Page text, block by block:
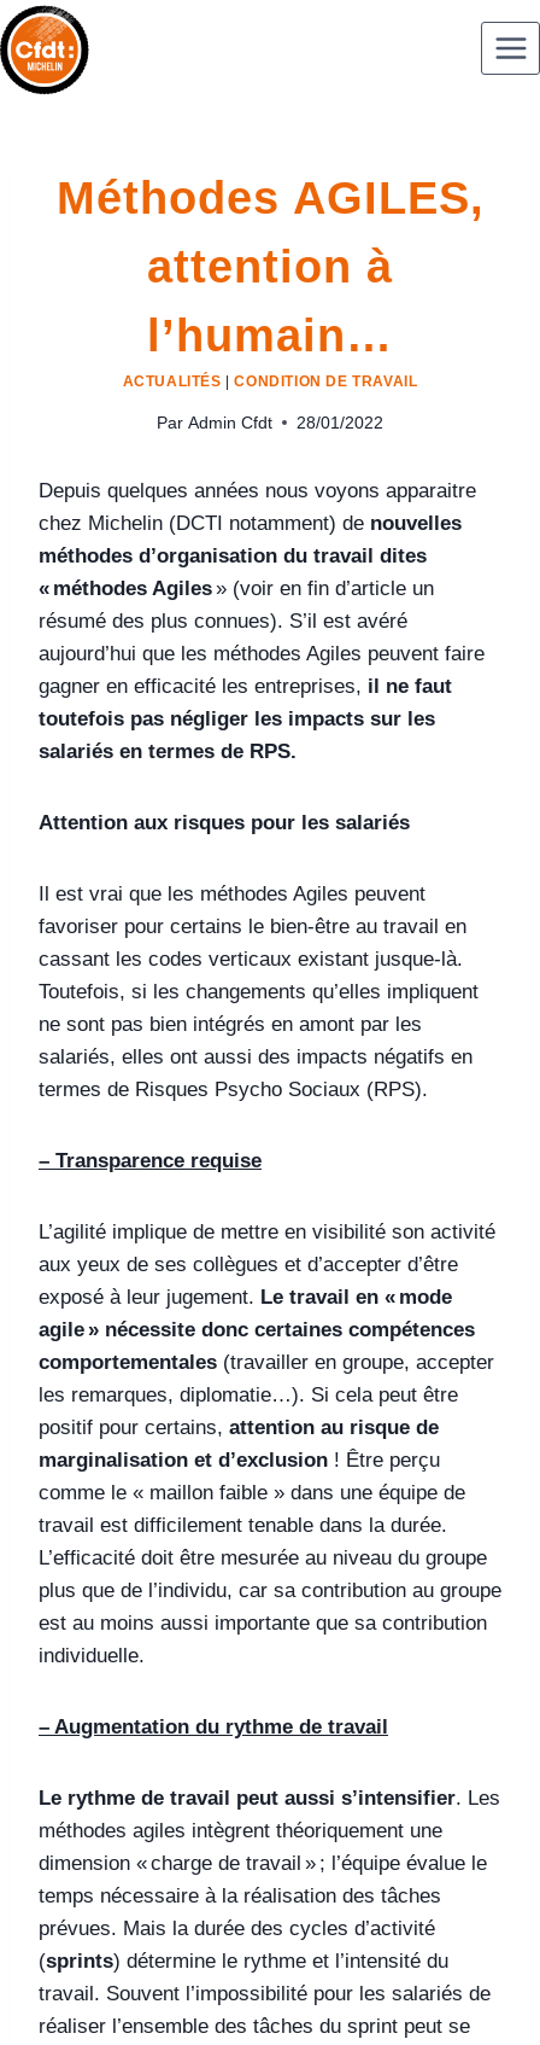
Méthodes AGILES,
attention à
l’humain…
ACTUALITÉS |CONDITION DE TRAVAIL
Par Admin Cfdt 28/01/2022
Depuis quelques années nous voyons apparaitre
chez Michelin (DCTI notamment) de nouvelles
méthodes d’organisation du travail dites
« méthodes Agiles» (voir en fin d’article un
résumé des plus connues). S’il est avéré
aujourd’hui que les méthodes Agiles peuvent faire
gagner en efficacité les entreprises, il ne faut
toutefois pas négliger les impacts sur les
salariés en termes de RPS.
Attention aux risques pour les salariés
Il est vrai que les méthodes Agiles peuvent
favoriser pour certains le bien-être au travail en
cassant les codes verticaux existant jusque-là.
Toutefois, si les changements qu’elles impliquent
ne sont pas bien intégrés en amont par les
salariés, elles ont aussi des impacts négatifs en
termes de Risques Psycho Sociaux (RPS).
– Transparence requise
L’agilité implique de mettre en visibilité son activité
aux yeux de ses collègues et d’accepter d’être
exposé à leur jugement. Le travail en « mode
agile » nécessite donc certaines compétences
comportementales (travailler en groupe, accepter
les remarques, diplomatie…). Si cela peut être
positif pour certains, attention au risque de
marginalisation et d’exclusion ! Être perçu
comme le « maillon faible » dans une équipe de
travail est difficilement tenable dans la durée.
L’efficacité doit être mesurée au niveau du groupe
plus que de l’individu, car sa contribution au groupe
est au moins aussi importante que sa contribution
individuelle.
– Augmentation du rythme de travail
Le rythme de travail peut aussi s’intensifier. Les
méthodes agiles intègrent théoriquement une
dimension « charge de travail » ; l’équipe évalue le
temps nécessaire à la réalisation des tâches
prévues. Mais la durée des cycles d’activité
(sprints) détermine le rythme et l’intensité du
travail. Souvent l’impossibilité pour les salariés de
réaliser l’ensemble des tâches du sprint peut se